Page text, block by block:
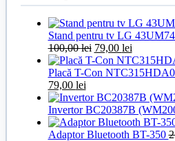
Stand pentru tv LG
100,00lei Prețul
inițial
a
100,00 lei.
79,00 leiPrețul
curent
este:
Placă T-Con
Prețul
inițial
a
fost:
99,00 lei.
79,00 leiPrețul
curent
este:
79,00 lei.
Invertor BC20387B
Adaptor Bluetooth BT-350